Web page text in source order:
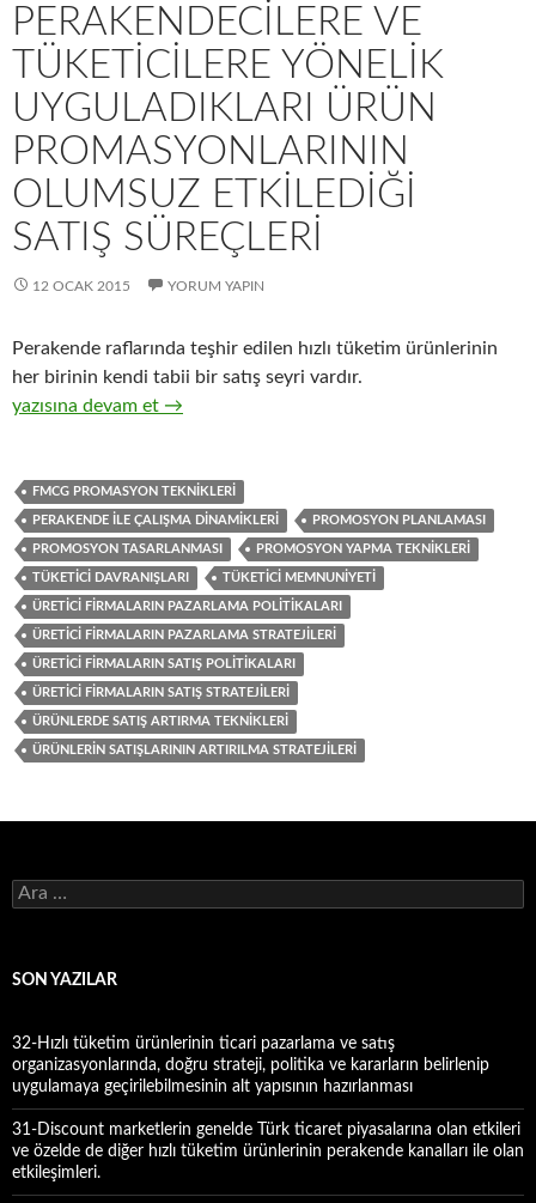
PERAKENDECILERE VE
TÜKETICILERE YÖNELIK
UYGULADIKLARI ÜRÜN
PROMASYONLARININ
OLUMSUZ ETKILEDIĞI
SATIŞ SÜREÇLERI
12 OCAK 2015 YORUM YAPIN
Perakende raflarında teşhir edilen hızlı tüketim ürünlerinin
her birinin kendi tabii bir satış seyri vardır.
22-Üretici firmaların perakendecilere ve tüketicilere yönelik
yazısına devam et →
FMCG PROMASYON TEKNIKLERI
PERAKENDE ILE ÇALIŞMA DINAMIKLERI PROMOSYON PLANLAMASI
PROMOSYON TASARLANMASI PROMOSYON YAPMA TEKNIKLERI
TÜKETICI DAVRANIŞLARI TÜKETICI MEMNUNIYETI
ÜRETICI FIRMALARIN PAZARLAMA POLITIKALARI
ÜRETICI FIRMALARIN PAZARLAMA STRATEJILERI
ÜRETICI FIRMALARIN SATIŞ POLITIKALARI
ÜRETICI FIRMALARIN SATIŞ STRATEJILERI
ÜRÜNLERDE SATIŞ ARTIRMA TEKNIKLERI
ÜRÜNLERIN SATIŞLARININ ARTIRILMA STRATEJILERI
A
r
a
SON YAZILAR
32-Hızlı tüketim ürünlerinin ticari pazarlama ve satış
organizasyonlarında, doğru strateji, politika ve kararların belirlenip
uygulamaya geçirilebilmesinin alt yapısının hazırlanması
31-Discount marketlerin genelde Türk ticaret piyasalarına olan etkileri
ve özelde de diğer hızlı tüketim ürünlerinin perakende kanalları ile olan
etkileşimleri.